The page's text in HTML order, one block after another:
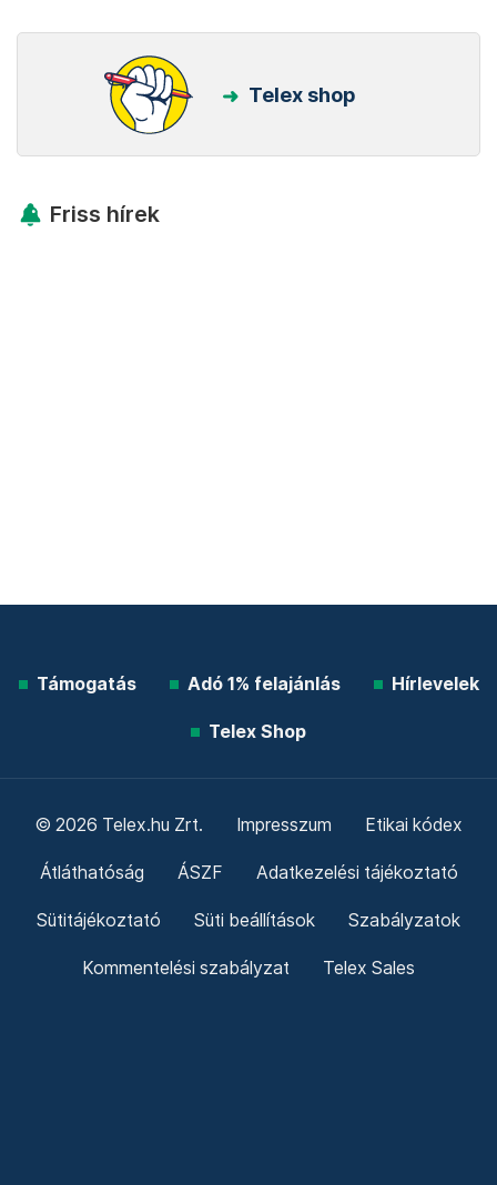
Telex shop
Friss hírek
Támogatás Adó 1% felajánlás Hírlevelek
Telex Shop
© 2026 Telex.hu Zrt. Impresszum Etikai kódex
Átláthatóság ÁSZF Adatkezelési tájékoztató
Sütitájékoztató Süti beállítások Szabályzatok
Kommentelési szabályzat Telex Sales